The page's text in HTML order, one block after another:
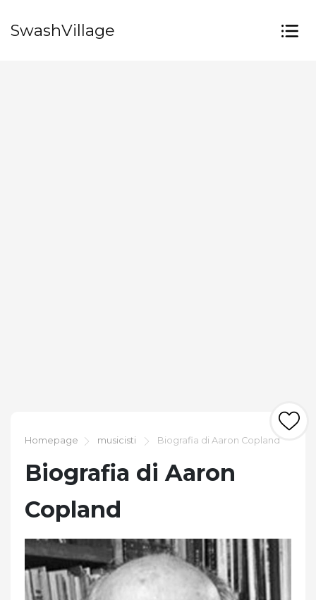
SwashVillage
Homepage musicisti Biografia di Aaron Copland
Biografia di Aaron
Copland